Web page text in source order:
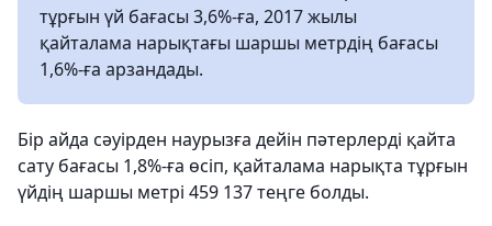
тұрғын үй бағасы 3,6%-ға, 2017 жылы
қайталама нарықтағы шаршы метрдің бағасы
1,6%-ға арзандады.
Бір айда сәуірден наурызға дейін пәтерлерді қайта
сату бағасы 1,8%-ға өсіп, қайталама нарықта тұрғын
үйдің шаршы метрі 459 137 теңге болды.